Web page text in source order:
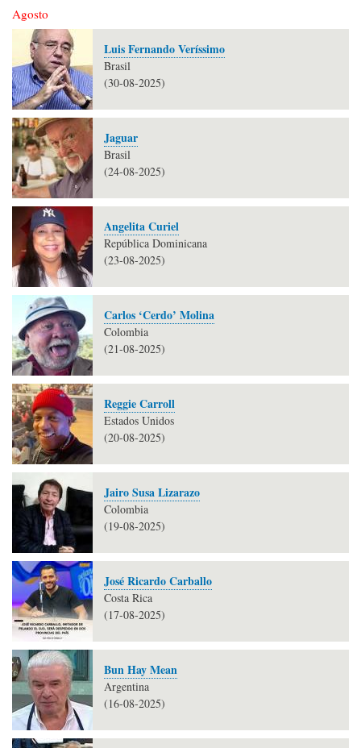
Agosto
Luis Fernando Veríssimo
Brasil
(30-08-2025)
Jaguar
Brasil
(24-08-2025)
Angelita Curiel
República Dominicana
(23-08-2025)
Carlos ‘Cerdo’ Molina
Colombia
(21-08-2025)
Reggie Carroll
Estados Unidos
(20-08-2025)
Jairo Susa Lizarazo
Colombia
(19-08-2025)
José Ricardo Carballo
Costa Rica
(17-08-2025)
Bun Hay Mean
Argentina
(16-08-2025)